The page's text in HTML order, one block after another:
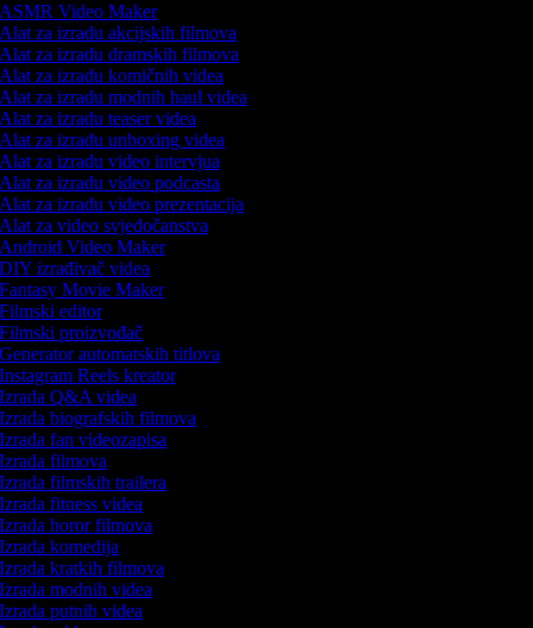
Video Maker
za izradu akcijskih filmova
za izradu dramskih filmova
za izradu komičnih videa
za izradu modnih haul videa
za izradu teaser videa
za izradu unboxing videa
za izradu video intervjua
za izradu video podcasta
za izradu video prezentacija
za video svjedočanstva
Video Maker
izrađivač videa
Movie Maker
editor
proizvođač
automatskih titlova
Reels kreator
Q&A videa
biografskih filmova
fan videozapisa
filmova
filmskih trailera
fitness videa
horor filmova
komedija
kratkih filmova
modnih videa
putnih videa